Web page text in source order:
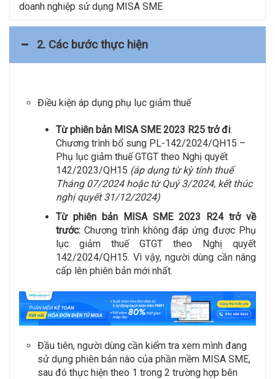
doanh nghiệp sử dụng MISA SME
2. Các bước thực hiện
Điều kiện áp dụng phụ lục giảm thuế
Từ phiên bản MISA SME 2023 R25 trở đi:
Chương trình bổ sung PL-142/2024/QH15 –
Phụ lục giảm thuế GTGT theo Nghị quyết
142/2023/QH15 (áp dụng từ kỳ tính thuế
Tháng 07/2024 hoặc từ Quý 3/2024, kết thúc
nghị quyết 31/12/2024)
Từ phiên bản MISA SME 2023 R24 trở về
trước: Chương trình không đáp ứng được Phụ
lục giảm thuế GTGT theo Nghị quyết
142/2024/QH15. Vì vậy, người dùng cần nâng
cấp lên phiên bản mới nhất.
Đầu tiên, người dùng cần kiểm tra xem mình đang
sử dụng phiên bản nào của phần mềm MISA SME,
sau đó thực hiện theo 1 trong 2 trường hợp bên